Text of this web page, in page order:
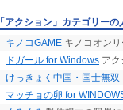
「アクション」カテゴリー
キノコGAME キノコオン
ドガール for Windows アク
けっきょく中国・国士無双
マッチョの卵 for